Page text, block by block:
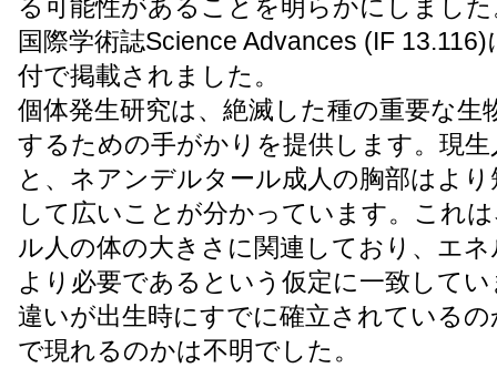
る可能性があることを明らかにしまし
国際学術誌Science Advances (IF
付で掲載されました。
個体発生研究は、絶滅した種の重要な生
するための手がかりを提供します。現
と、ネアンデルタール成人の胸部はよ
して広いことが分かっています。これ
ル人の体の大きさに関連しており、エ
より必要であるという仮定に一致して
違いが出生時にすでに確立されている
で現れるのかは不明でした。